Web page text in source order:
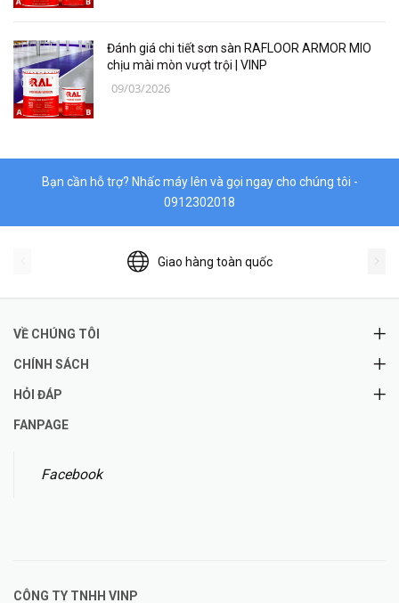
Linh, Phụ Kiện Công Nghiệp Nặng
Hóa chất
Đánh giá chi tiết sơn sàn RAFLOOR ARMOR MIO
chịu mài mòn vượt trội | VINP
09/03/2026
Bạn cần hỗ trợ? Nhấc máy lên và gọi ngay cho chúng tôi -
0912302018
Giao hàng toàn quốc
VỀ CHÚNG TÔI
CHÍNH SÁCH
HỎI ĐÁP
FANPAGE
Facebook
CÔNG TY TNHH VINP